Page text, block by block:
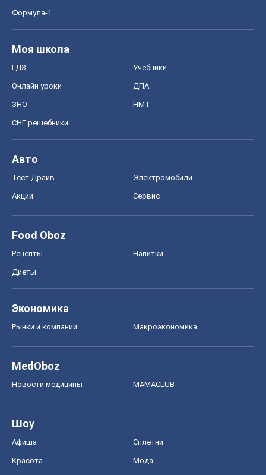
Формула-1
Моя школа
ГДЗ Учебники
Онлайн уроки ДПА
ЗНО НМТ
СНГ решебники
Авто
Тест Драйв Электромобили
Акции Сервис
Food Oboz
Рецепты Напитки
Диеты
Экономика
Рынки и компании Mакроэкономика
MedOboz
Новости медицины MAMACLUB
Шоу
Афиша Сплетни
Красота Мода